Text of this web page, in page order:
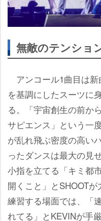
無敵のテンショ
アンコール1曲目は新
を基調にしたスーツに
る。「宇宙創生の前か
サピエンス」という一
が乱れ飛ぶ密度の高い
ったダンスは最大の見
小指を立てる「キミ都
開くこと」とSHOOT
練習する場面では、「
れてる」とKEVINが手